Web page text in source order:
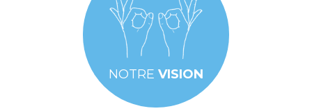
NOTRE VISION
Une formation personnalisée
Nous co-créons des formations
adaptées à votre :
profil / niveau d’expérience / métier /
secteur d’activité / budget